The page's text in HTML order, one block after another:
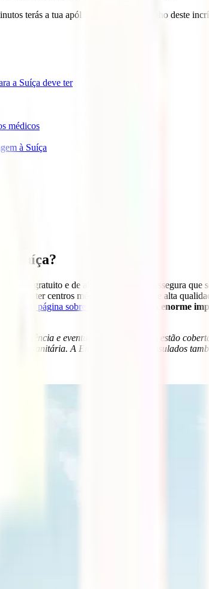
terás a tua apólice e estarás a caminho deste
a Suíça deve ter
médicos
à Suíça
Suíça?
saúde gratuito e de alta qualidade que assegura
de ter centros médicos e hospitais de alta
na sua página sobre a Suíça salienta a enorme
de urgência e eventual repatriação não estão
sanitária. A Embaixada e os Consulados